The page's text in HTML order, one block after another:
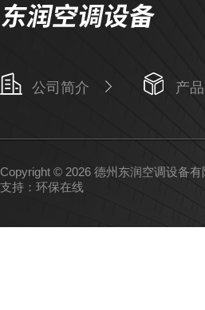
公司简介 产
Copyright © 2026 德州东润空调设备
支持： 环保在线